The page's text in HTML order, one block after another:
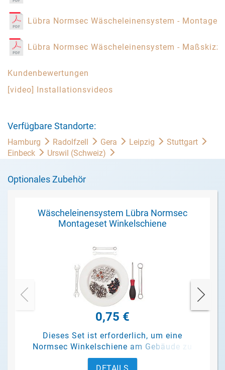
Lübra Normsec Wäscheleinensystem -
Lübra Normsec Wäscheleinensystem -
Kundenbewertungen
[video] Installationsvideos
Verfügbare Standorte:
Hamburg Radolfzell Gera Leipzig
Stuttgart
Einbeck
Urswil (Schweiz)
Optionales Zubehör
Wäscheleinensystem Lübra Normsec
Montageset Winkelschiene
0,75 €
Dieses Set ist erforderlich, um eine
Normsec Winkelschiene am Gebäude zu
befestigen.